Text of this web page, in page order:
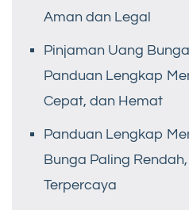
Aman dan Legal
Pinjaman Uang
Panduan Lengkap
Cepat, dan Hemat
Panduan Lengkap
Bunga Paling
Terpercaya